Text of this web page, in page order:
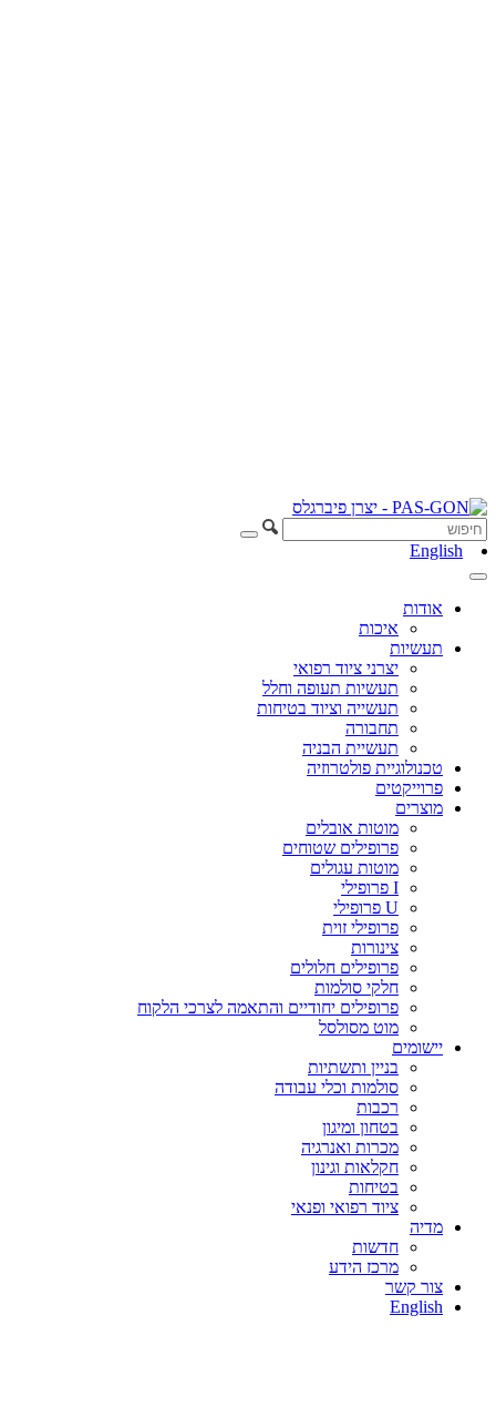
English
אודות
איכות
תעשיות
יצרני ציוד רפואי
תעשיות תעופה וחלל
תעשייה וציוד בטיחות
תחבורה
תעשיית הבניה
טכנולוגיית פולטרוזיה
פרוייקטים
מוצרים
מוטות אובלים
פרופילים שטוחים
מוטות עגולים
I פרופילי
U פרופילי
פרופילי זוית
צינורות
פרופילים חלולים
חלקי סולמות
פרופילים יחודיים והתאמה לצרכי הלקוח
מוט מסולסל
יישומים
בניין ותשתיות
סולמות וכלי עבודה
רכבות
בטחון ומיגון
מכרות ואנרגיה
חקלאות וגינון
בטיחות
ציוד רפואי ופנאי
מדיה
חדשות
מרכז הידע
צור קשר
English